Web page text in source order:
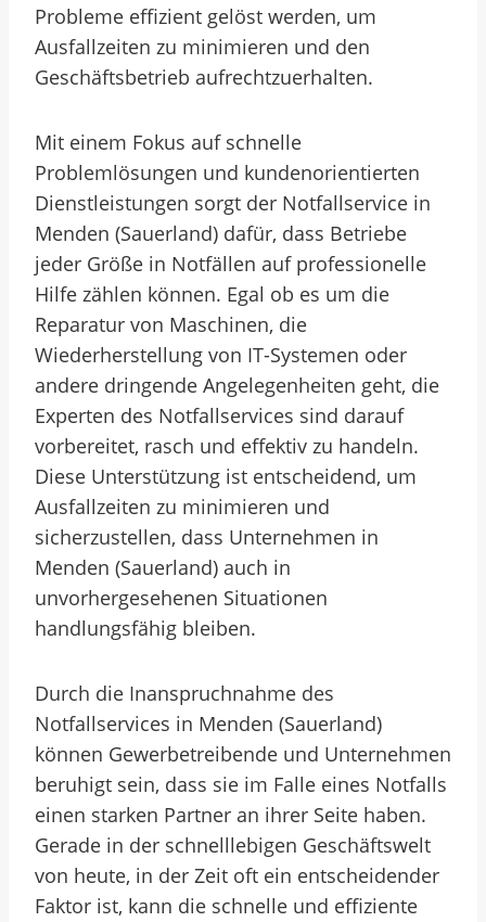
Probleme effizient gelöst werden, um
Ausfallzeiten zu minimieren und den
Geschäftsbetrieb aufrechtzuerhalten.
Mit einem Fokus auf schnelle
Problemlösungen und kundenorientierten
Dienstleistungen sorgt der Notfallservice in
Menden (Sauerland) dafür, dass Betriebe
jeder Größe in Notfällen auf professionelle
Hilfe zählen können. Egal ob es um die
Reparatur von Maschinen, die
Wiederherstellung von IT-Systemen oder
andere dringende Angelegenheiten geht, die
Experten des Notfallservices sind darauf
vorbereitet, rasch und effektiv zu handeln.
Diese Unterstützung ist entscheidend, um
Ausfallzeiten zu minimieren und
sicherzustellen, dass Unternehmen in
Menden (Sauerland) auch in
unvorhergesehenen Situationen
handlungsfähig bleiben.
Durch die Inanspruchnahme des
Notfallservices in Menden (Sauerland)
können Gewerbetreibende und Unternehmen
beruhigt sein, dass sie im Falle eines Notfalls
einen starken Partner an ihrer Seite haben.
Gerade in der schnelllebigen Geschäftswelt
von heute, in der Zeit oft ein entscheidender
Faktor ist, kann die schnelle und effiziente